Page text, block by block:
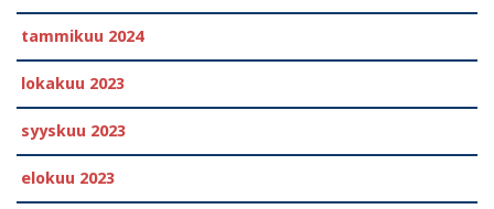
tammikuu 2024
lokakuu 2023
syyskuu 2023
elokuu 2023